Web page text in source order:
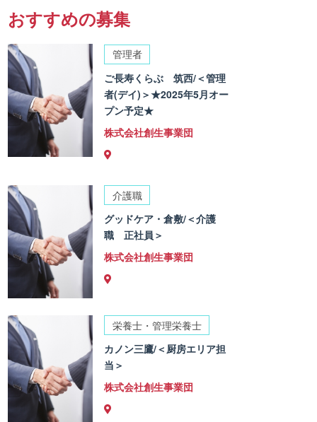
おすすめの募集
管理者
ご長寿くらぶ 筑西/＜管理
者(デイ)＞★2025年5月オー
プン予定★
株式会社創生事業団
介護職
グッドケア・倉敷/＜介護
職 正社員＞
株式会社創生事業団
栄養士・管理栄養士
カノン三鷹/＜厨房エリア担
当＞
株式会社創生事業団